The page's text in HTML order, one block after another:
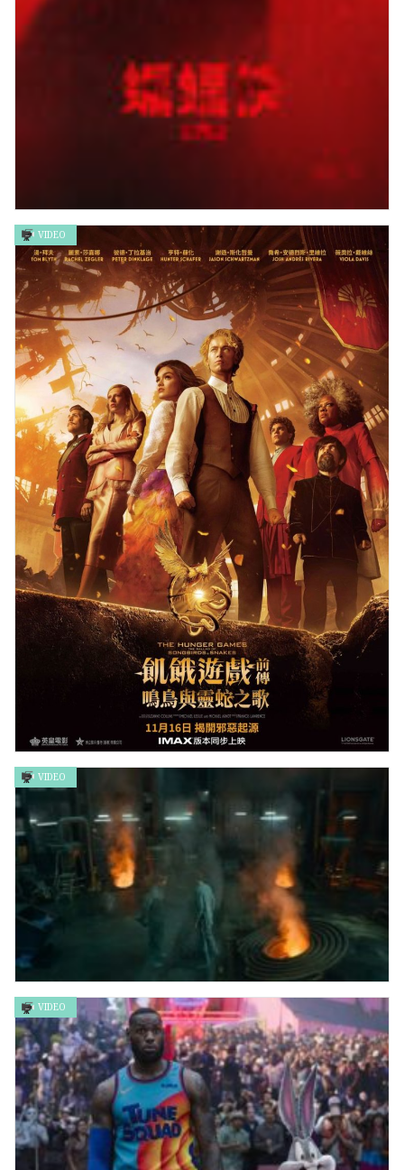
《蝙蝠俠》The Batman
飢餓遊戲前傳：鳴鳥與靈蛇之歌 THE HUNGER GAMES:THE
BALLARD OF SONGBIRDS & SNAKES
VIDEO
?? ????????? ?? ➤ 《米奇17號》社畜報到特別場 ?? ?????????
?? ➤ Mickey 17 Special Screening
VIDEO
VIDEO